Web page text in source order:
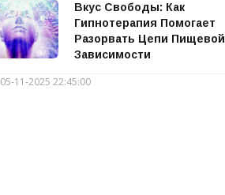
Вкус Свободы: Как
Гипнотерапия Помогает
Разорвать Цепи Пищевой
Зависимости
05-11-2025 22:45:00